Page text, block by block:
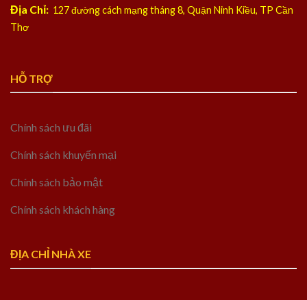
Địa Chỉ: 127 đường cách mạng tháng 8, Quận Ninh Kiều, TP Cần
Thơ
HỖ TRỢ
Chính sách ưu đãi
Chính sách khuyến mại
Chính sách bảo mật
Chính sách khách hàng
ĐỊA CHỈ NHÀ XE